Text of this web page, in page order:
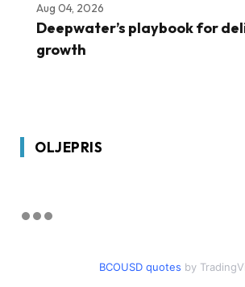
Aug 04, 2026
Deepwater’s playbook for
growth
OLJEPRIS
BCOUSD quotes by